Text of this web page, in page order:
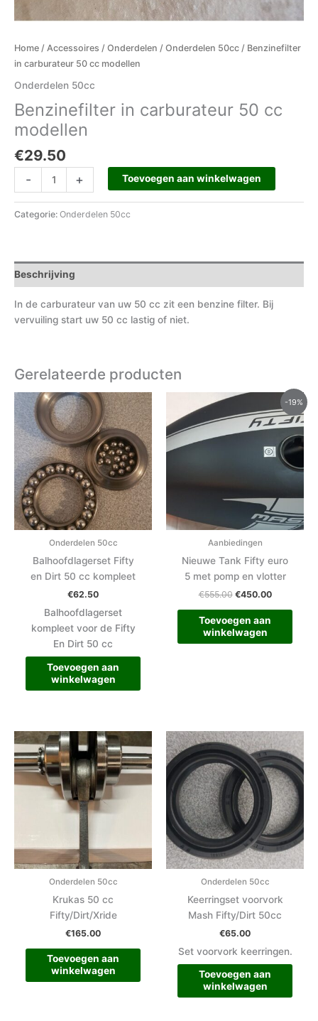
Home / Accessoires / Onderdelen / Onderdelen 50cc / Benzinefilter
in carburateur 50 cc modellen
Onderdelen 50cc
Benzinefilter in carburateur 50 cc
modellen
€29.50
- + Toevoegen aan winkelwagen
Categorie: Onderdelen 50cc
Beschrijving
In de carburateur van uw 50 cc zit een benzine filter. Bij
vervuiling start uw 50 cc lastig of niet.
Gerelateerde producten
Onderdelen 50cc
Balhoofdlagerset Fifty
en Dirt 50 cc kompleet
€62.50
Balhoofdlagerset
kompleet voor de Fifty
En Dirt 50 cc
Toevoegen aan
winkelwagen
-19%
Aanbiedingen
Nieuwe Tank Fifty euro
5 met pomp en vlotter
€555.00
Oorspronkelijke
was:
€555.00.
€450.00
Huidige
prijs
is:
€450.00.
Toevoegen aan
winkelwagen
Onderdelen 50cc
Krukas 50 cc
Fifty/Dirt/Xride
€165.00
Toevoegen aan
winkelwagen
Onderdelen 50cc
Keerringset voorvork
Mash Fifty/Dirt 50cc
€65.00
Set voorvork keerringen.
Toevoegen aan
winkelwagen